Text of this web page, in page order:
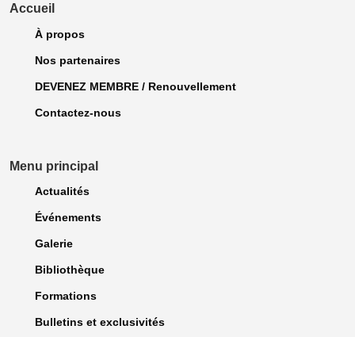
Accueil
À propos
Nos partenaires
DEVENEZ MEMBRE / Renouvellement
Contactez-nous
Menu principal
Actualités
Événements
Galerie
Bibliothèque
Formations
Bulletins et exclusivités